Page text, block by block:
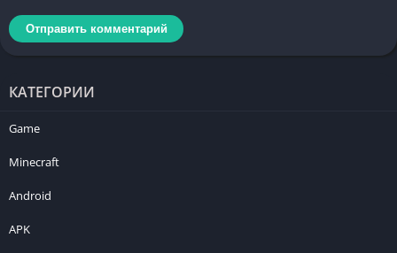
КАТЕГОРИИ
Game
Minecraft
Android
APK